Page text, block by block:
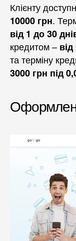
Клієнту
10000 грн.
від 1 до 30
кредитом –
та терміну
3000 грн під